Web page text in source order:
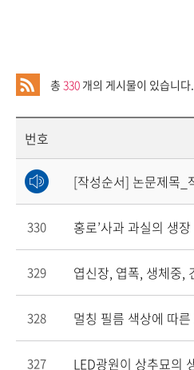
총 330 개의 게시물이 있습니다.
번호
[작성순서] 논문제목_
330 홍로’사과 과실의 생
329 엽신장, 엽폭, 생체중,
328 멀칭 필름 색상에 따
327 LED광원이 상추묘의